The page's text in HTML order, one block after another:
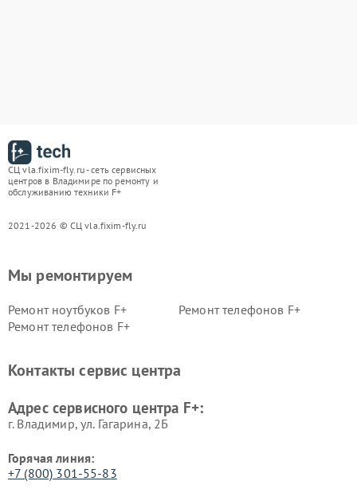
СЦ vla.fixim-fly.ru - сеть сервисных
центров в Владимире по ремонту и
обслуживанию техники F+
2021-2026 © СЦ vla.fixim-fly.ru
Мы ремонтируем
Ремонт ноутбуков F+
Ремонт телефонов F+
Ремонт телефонов F+
Контакты сервис центра
Адрес сервисного центра F+:
г. Владимир, ул. Гагарина, 2Б
Горячая линия:
+7 (800) 301-55-83